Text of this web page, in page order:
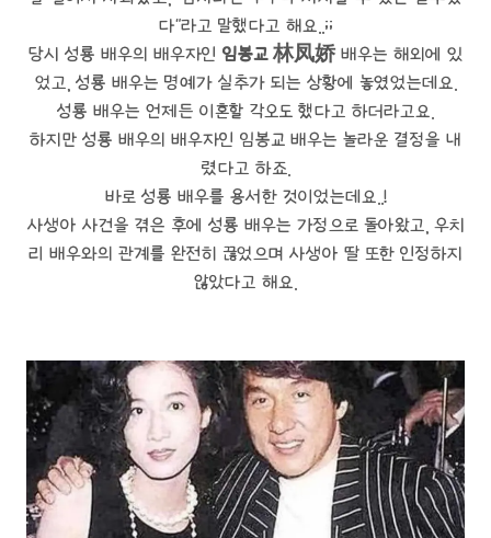
다"라고 말했다고 해요..;;
당시 성룡 배우의 배우자인 임봉교 林凤娇배우는 해외에 있
었고, 성룡 배우는 명예가 실추가 되는 상황에 놓였었는데요.
성룡 배우는 언제든 이혼할 각오도 했다고 하더라고요.
하지만 성룡 배우의 배우자인 임봉교 배우는 놀라운 결정을 내
렸다고 하죠.
바로 성룡 배우를 용서한 것이었는데요..!
사생아 사건을 겪은 후에 성룡 배우는 가정으로 돌아왔고, 우치
리 배우와의 관계를 완전히 끊었으며 사생아 딸 또한 인정하지
않았다고 해요.